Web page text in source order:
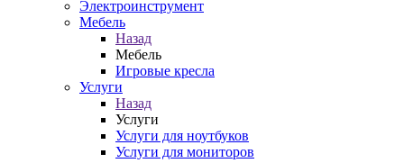
Электроинструмент
Мебель
Назад
Мебель
Игровые кресла
Услуги
Назад
Услуги
Услуги для ноутбуков
Услуги для мониторов